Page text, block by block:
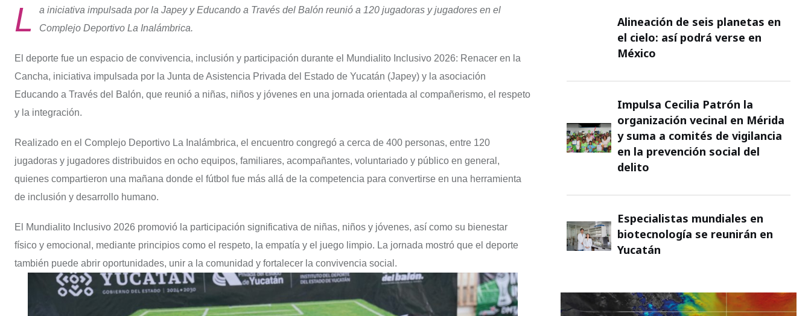
L
a iniciativa impulsada por la Japey y Educando a Través del Balón reunió a 120 jugadoras y jugadores en el
Complejo Deportivo La Inalámbrica.
El deporte fue un espacio de convivencia, inclusión y participación durante el Mundialito Inclusivo 2026: Renacer en la
Cancha, iniciativa impulsada por la Junta de Asistencia Privada del Estado de Yucatán (Japey) y la asociación
Educando a Través del Balón, que reunió a niñas, niños y jóvenes en una jornada orientada al compañerismo, el respeto
y la integración.
Realizado en el Complejo Deportivo La Inalámbrica, el encuentro congregó a cerca de 400 personas, entre 120
jugadoras y jugadores distribuidos en ocho equipos, familiares, acompañantes, voluntariado y público en general,
quienes compartieron una mañana donde el fútbol fue más allá de la competencia para convertirse en una herramienta
de inclusión y desarrollo humano.
El Mundialito Inclusivo 2026 promovió la participación significativa de niñas, niños y jóvenes, así como su bienestar
físico y emocional, mediante principios como el respeto, la empatía y el juego limpio. La jornada mostró que el deporte
también puede abrir oportunidades, unir a la comunidad y fortalecer la convivencia social.
Alineación de seis planetas en
el cielo: así podrá verse en
México
Impulsa Cecilia Patrón la
organización vecinal en Mérida
y suma a comités de vigilancia
en la prevención social del
delito
Especialistas mundiales en
biotecnología se reunirán en
Yucatán